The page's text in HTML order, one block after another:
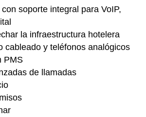
soporte integral para VoIP,
la infraestructura hotelera
cableado y teléfonos analógicos
PMS
de llamadas